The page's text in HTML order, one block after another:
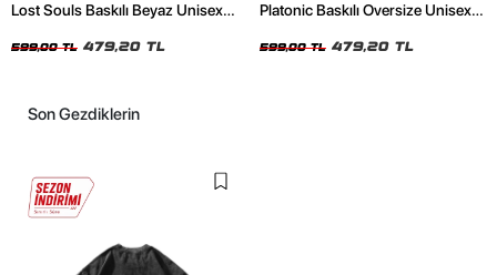
Lost Souls Baskılı Beyaz Unisex
599,00 TL 479,20 TL
Platonic Baskılı Oversize Unisex
599,00 TL 479,20 TL
Son Gezdiklerin